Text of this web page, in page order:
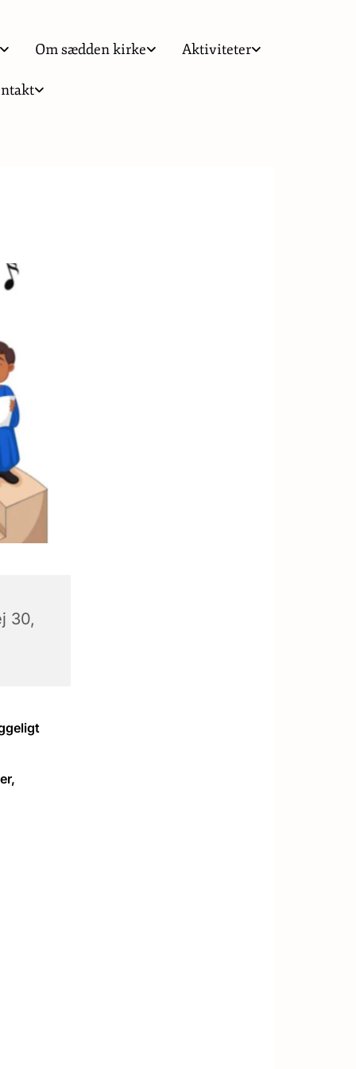
Om sædden kirke Aktiviteter
30,